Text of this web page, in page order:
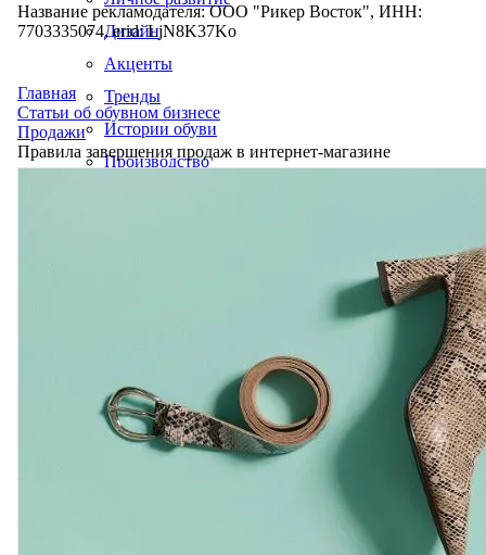
Дизайн
Акценты
Тренды
Истории обуви
Производство
Название рекламодателя: ООО "Рикер Восток", ИНН:
7703335074, erid: LjN8K37Ko
Главная
Статьи об обувном бизнесе
Продажи
Правила завершения продаж в интернет-магазине